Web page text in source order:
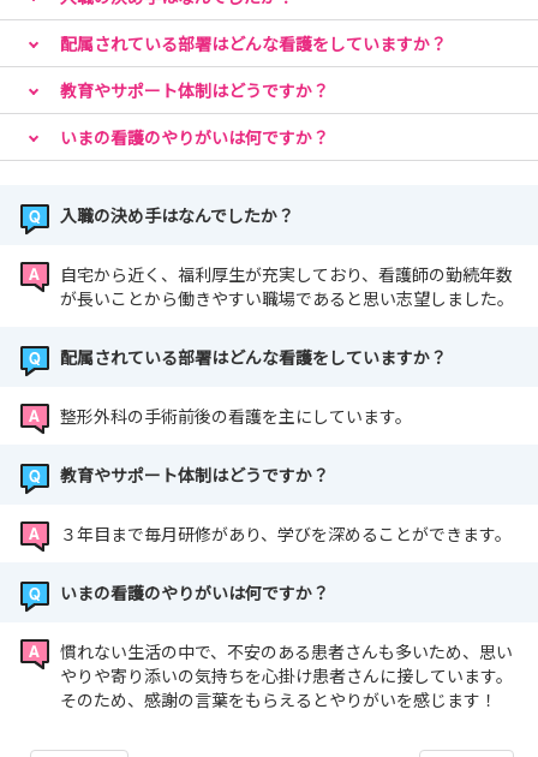
採用試験：後期日程が決定しました
12月12日（土）
後期は１回のみとなっています
お待ちしています☆
詳細は選考のページでご確認ください
当院ホームページにも掲載しています
ようになりました
よろしくお願いします!
配属されている部署はどんな看護をしていますか？
教育やサポート体制はどうですか？
いまの看護のやりがいは何ですか？
入職の決め手はなんでしたか？
自宅から近く、福利厚生が充実しており、看護師の勤続年数
が長いことから働きやすい職場であると思い志望しました。
配属されている部署はどんな看護をしていますか？
整形外科の手術前後の看護を主にしています。
教育やサポート体制はどうですか？
３年目まで毎月研修があり、学びを深めることができます。
いまの看護のやりがいは何ですか？
慣れない生活の中で、不安のある患者さんも多いため、思い
やりや寄り添いの気持ちを心掛け患者さんに接しています。
そのため、感謝の言葉をもらえるとやりがいを感じます！